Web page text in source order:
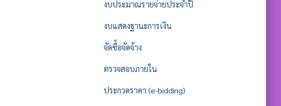
งบประมาณรายจ่ายประจำปี
งบแสดงฐานะการเงิน
จัดซื้อจัดจ้าง
ตรวจสอบภายใน
ประกวดราคา (e-bidding)